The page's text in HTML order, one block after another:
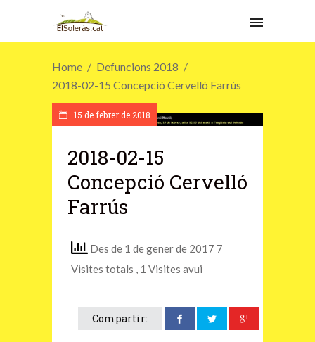
Home
Defuncions 2018
2018-02-15 Concepció Cervelló Farrús
15 de febrer de 2018
2018-02-15
Concepció Cervelló
Farrús
Des de 1 de gener de 2017 7
Visites totals
, 1 Visites avui
Compartir: